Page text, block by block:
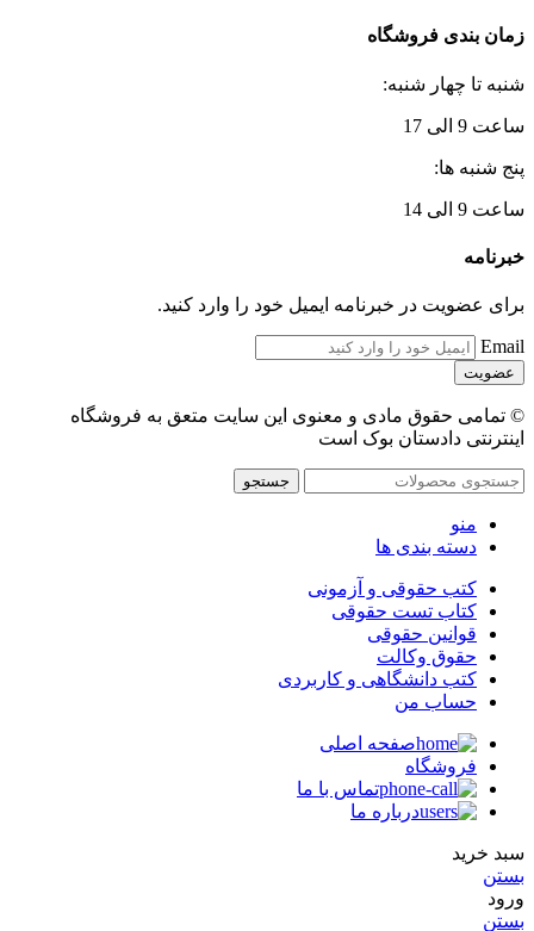
زمان بندی فروشگاه
شنبه تا چهار شنبه:
ساعت 9 الی 17
پنج شنبه ها:
ساعت 9 الی 14
خبرنامه
برای عضویت در خبرنامه ایمیل خود را وارد کنید.
Email
© تمامی حقوق مادی و معنوی این سایت متعق به فروشگاه
اینترنتی دادستان بوک است
جستجو
منو
دسته بندی ها
کتب حقوقی و آزمونی
کتاب تست حقوقی
قوانین حقوقی
حقوق وکالت
کتب دانشگاهی و کاربردی
حساب من
صفحه اصلی
فروشگاه
تماس با ما
درباره ما
سبد خرید
بستن
ورود
بستن